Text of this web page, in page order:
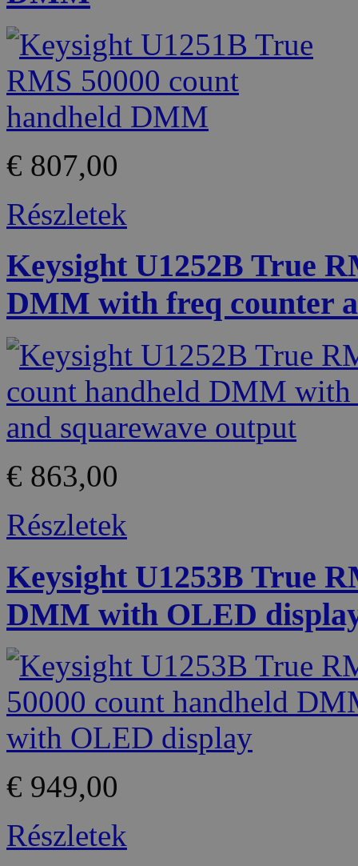
€ 807,00
Részletek
Keysight U1252B True
DMM with freq counter
€ 863,00
Részletek
Keysight U1253B True
DMM with OLED
€ 949,00
Részletek